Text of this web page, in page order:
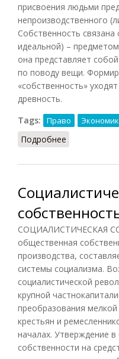
присвоения людьми
непроизводственного
Собственность
идеальной) –
она представляет
по поводу вещи.
«собственность»
древность.
Tags:
Право
Подробнее
СОЦИАЛИСТИЧЕСКАЯ
общественная
производства,
системы социализма.
социалистической
крупной
преобразования
крестьян и
началах. Утверждение
собственности на